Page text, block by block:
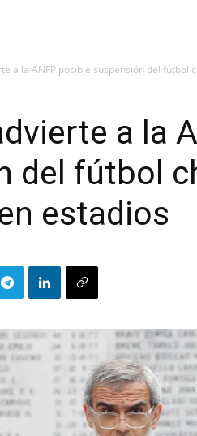
a la ANFP posible suspensión del fútbol
a la
del fútbol
estadios